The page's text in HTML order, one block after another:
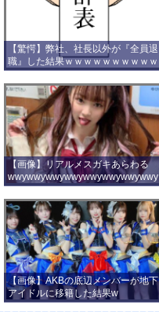
【驚愕】弊社、社長以外が『全員退
職』した結果ｗｗｗｗｗｗｗｗｗｗ
ｗｗｗ
【画像】リアルメスガキあらわる
wwywwywwywwywwywwywwywwy
wwy
【画像】AKBの底辺メンバーが地下
アイドルに移籍した結果w